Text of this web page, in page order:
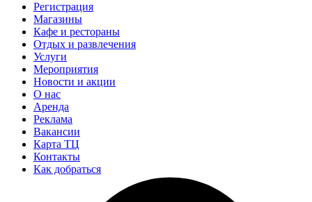
Регистрация
Магазины
Кафе и рестораны
Отдых и развлечения
Услуги
Мероприятия
Новости и акции
О нас
Аренда
Реклама
Вакансии
Карта ТЦ
Контакты
Как добраться